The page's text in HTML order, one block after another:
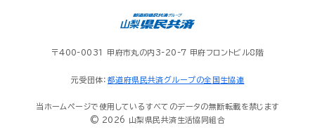
〒400-0031 甲府市丸の内3-20-7 甲府フロントビル8階
元受団体： 都道府県民共済グループの全国生協連
当ホームページで使用しているすべてのデータの無断転載を禁じます
© 2026 山梨県民共済生活協同組合